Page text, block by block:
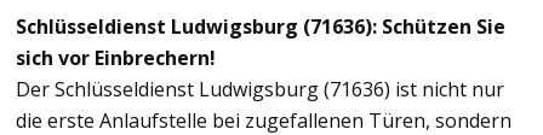
Schlüsseldienst Ludwigsburg (71636): Schützen Sie
sich vor Einbrechern!
Der Schlüsseldienst Ludwigsburg (71636) ist nicht nur
die erste Anlaufstelle bei zugefallenen Türen, sondern